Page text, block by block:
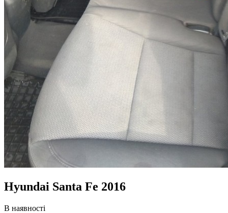
Hyundai Santa Fe 2016
В наявності